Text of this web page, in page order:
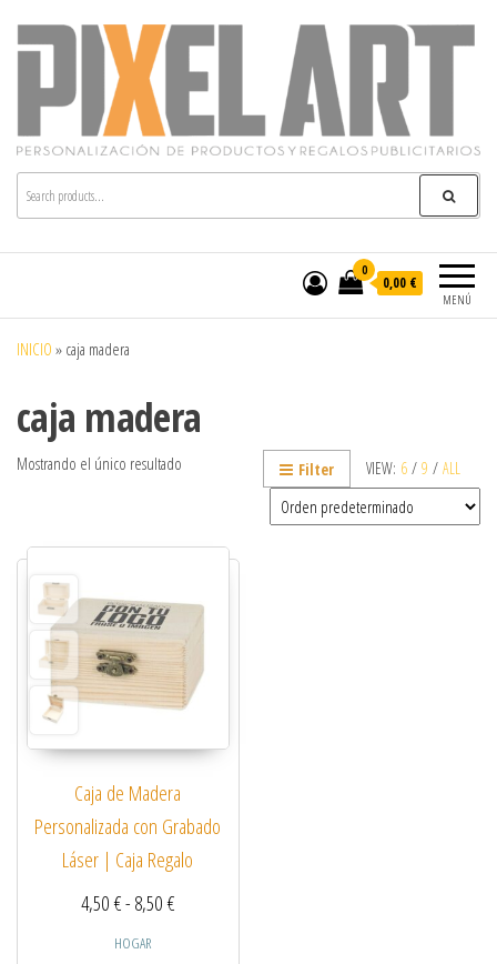
Pixelart
Especialistas en textil publicitario y regalos
personalizados en móstoles
MENÚ
0
0,00 €
INICIO » caja madera
caja madera
VIEW: 6 / 9 / ALL
Filter
Mostrando el único resultado
Caja de Madera
Personalizada con Grabado
Láser | Caja Regalo
4,50€- 8,50€Rango de precios: desde 4,50 € hasta 8,50 €
HOGAR